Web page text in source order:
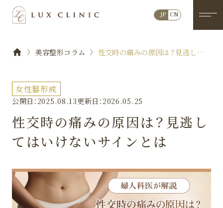
JP CN
美容整形コラム
性交時の痛みの原因は？見逃して
女性器形成
公開日：2025.08.13更新日：2026.05.25
性交時の痛みの原因は？見逃し
てはいけないサインとは